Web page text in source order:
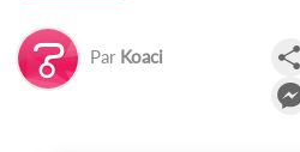
Par Koaci